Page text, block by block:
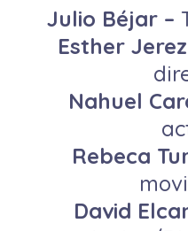
Julio Béjar –
Esther
Nahuel
Rebeca
David